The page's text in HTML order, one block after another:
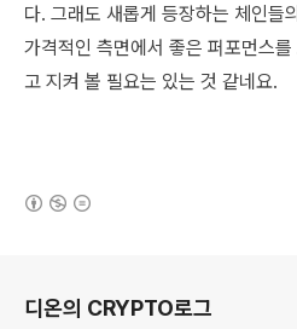
다. 그래도 새롭게 등장하는 체인들
가격적인 측면에서 좋은 퍼포먼스
고 지켜 볼 필요는 있는 것 같네요.
디온의 CRYPTO로그